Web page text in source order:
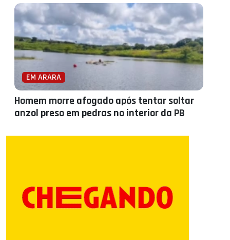
EM ARARA
Homem morre afogado após tentar soltar
anzol preso em pedras no interior da PB